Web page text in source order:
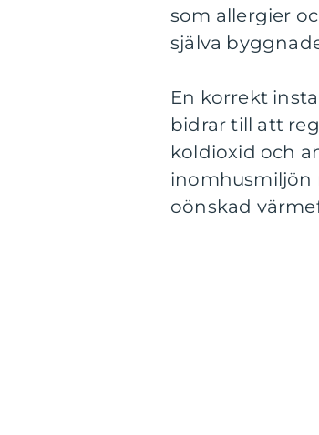
som allergier
själva
En korrekt
bidrar till att
koldioxid och
inomhusmiljön
oönskad